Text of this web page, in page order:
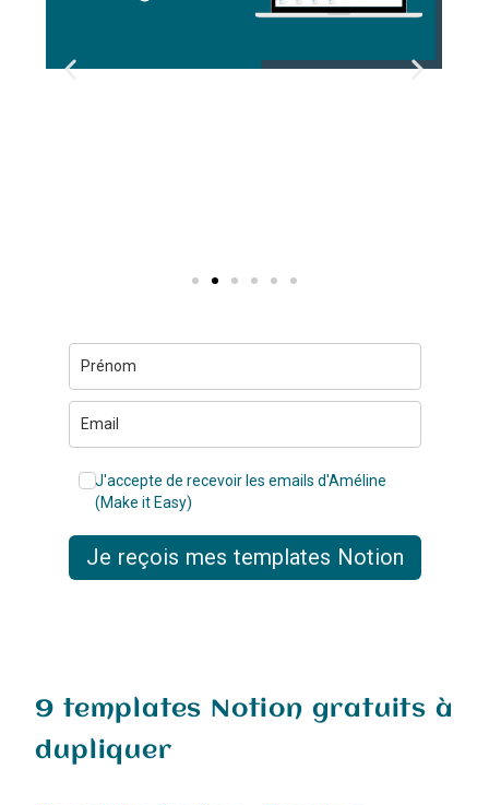
J'accepte de recevoir les emails d'Améline
(Make it Easy)
Je reçois mes templates Notion
9 templates Notion gratuits à
dupliquer